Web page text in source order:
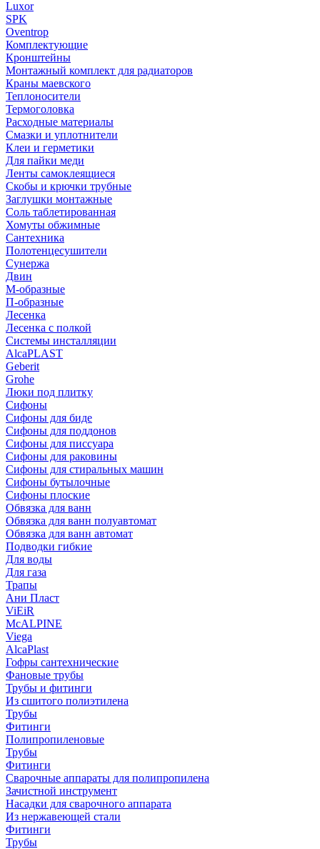
Luxor
SPK
Oventrop
Комплектующие
Кронштейны
Монтажный комплект для радиаторов
Краны маевского
Теплоносители
Термоголовка
Расходные материалы
Смазки и уплотнители
Клеи и герметики
Для пайки меди
Ленты самоклеящиеся
Скобы и крючки трубные
Заглушки монтажные
Соль таблетированная
Хомуты обжимные
Сантехника
Полотенцесушители
Сунержа
Двин
М-образные
П-образные
Лесенка
Лесенка с полкой
Системы инсталляции
AlcaPLAST
Geberit
Grohe
Люки под плитку
Сифоны
Сифoны для биде
Сифoны для поддонов
Сифoны для писсуара
Сифоны для раковины
Сифоны для стиральных машин
Сифоны бутылочные
Сифоны плоские
Обвязка для ванн
Обвязка для ванн полуавтомат
Обвязка для ванн автомат
Подводки гибкие
Для воды
Для газа
Трапы
Ани Пласт
ViEiR
McALPINE
Viega
AlcaPlast
Гофры сантехнические
Фановые трубы
Трубы и фитинги
Из сшитого полиэтилена
Трубы
Фитинги
Полипропиленовые
Трубы
Фитинги
Сварочные аппараты для полипропилена
Зачистной инструмент
Насадки для сварочного аппарата
Из нержавеющей стали
Фитинги
Трубы